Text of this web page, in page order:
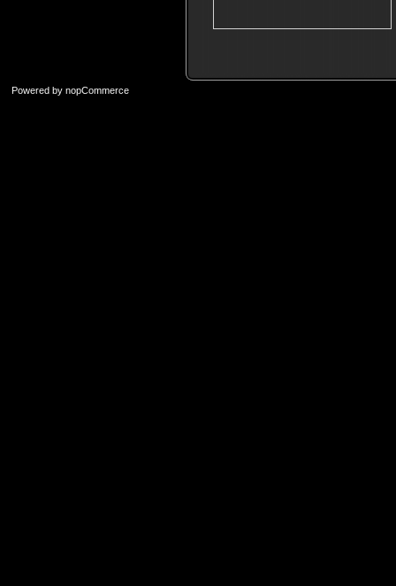
Powered by nopCommerce